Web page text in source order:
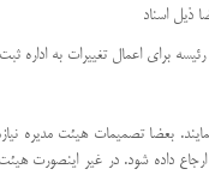
ذیل اسناد
برای اعمال تغییرات به اداره
نمایند. بعضا تصمیمات هیئت
شود. در غیر اینصورت هیئت